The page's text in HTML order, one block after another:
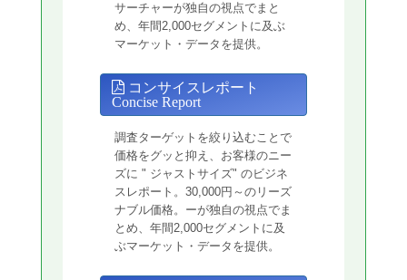
サーチャーが独自の視点でまと
め、年間2,000セグメントに及ぶ
マーケット・データを提供。
コンサイスレポート
Concise Report
調査ターゲットを絞り込むことで
価格をグッと抑え、お客様のニー
ズに " ジャストサイズ" のビジネ
スレポート。30,000円～のリーズ
ナブル価格。ーが独自の視点でま
とめ、年間2,000セグメントに及
ぶマーケット・データを提供。